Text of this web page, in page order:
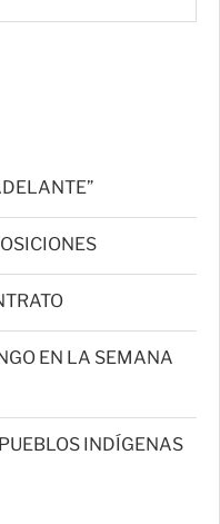
EN LA SEMANA
INDÍGENAS